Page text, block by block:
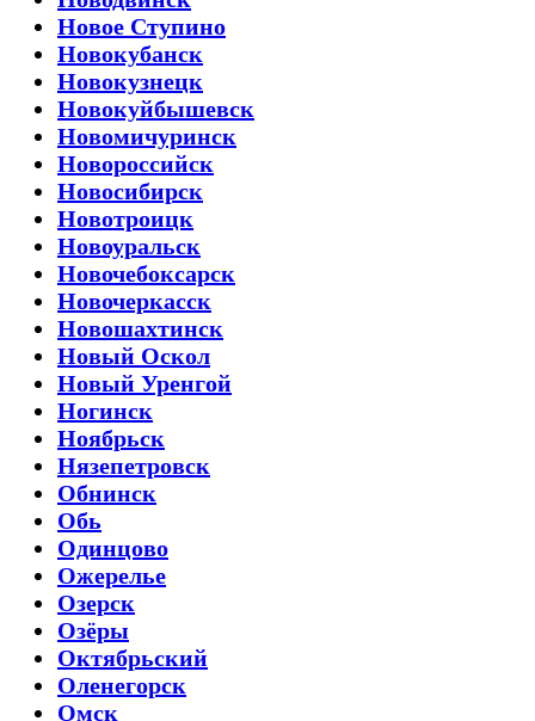
Новое Ступино
Новокубанск
Новокузнецк
Новокуйбышевск
Новомичуринск
Новороссийск
Новосибирск
Новотроицк
Новоуральск
Новочебоксарск
Новочеркасск
Новошахтинск
Новый Оскол
Новый Уренгой
Ногинск
Ноябрьск
Нязепетровск
Обнинск
Обь
Одинцово
Ожерелье
Озерск
Озёры
Октябрьский
Оленегорск
Омск